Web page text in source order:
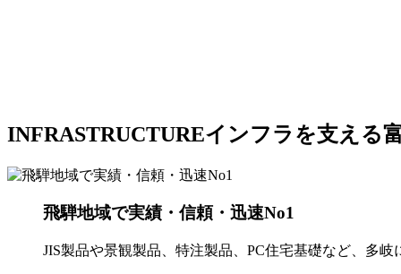
INFRASTRUCTUREインフラを支える
飛騨地域で実績・信頼・迅速No1
JIS製品や景観製品、特注製品、PC住宅基礎など、多